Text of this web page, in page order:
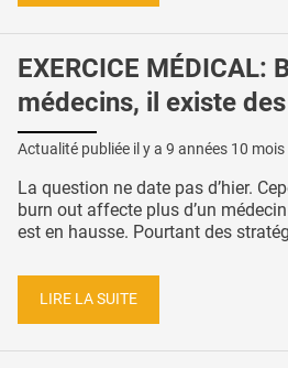
EXERCICE MÉDICAL:
médecins, il existe
Actualité publiée il y a 9 années 10 mois
La question ne date pas d’hier.
burn out affecte plus d’un
est en hausse. Pourtant des
LIRE LA SUITE